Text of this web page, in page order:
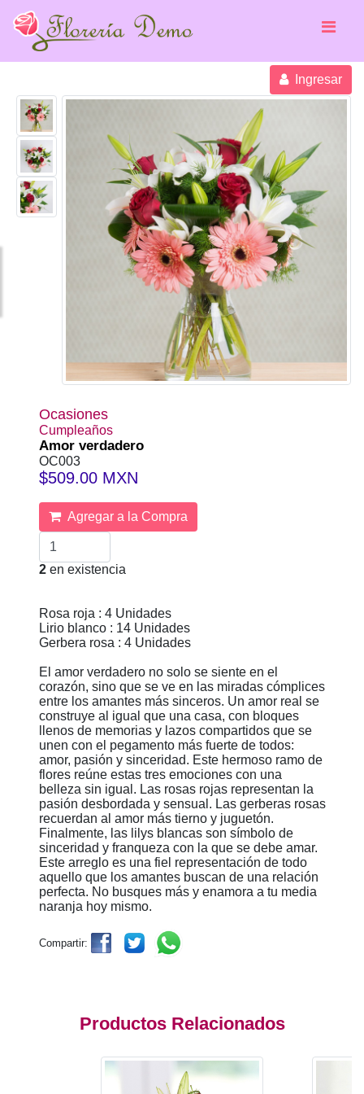
Ingresar
Ocasiones
Cumpleaños
Amor verdadero
OC003
$509.00 MXN
Agregar a la Compra
2en existencia
Rosa roja : 4 Unidades
Lirio blanco : 14 Unidades
Gerbera rosa : 4 Unidades
El amor verdadero no solo se siente en el
corazón, sino que se ve en las miradas cómplices
entre los amantes más sinceros. Un amor real se
construye al igual que una casa, con bloques
llenos de memorias y lazos compartidos que se
unen con el pegamento más fuerte de todos:
amor, pasión y sinceridad. Este hermoso ramo de
flores reúne estas tres emociones con una
belleza sin igual. Las rosas rojas representan la
pasión desbordada y sensual. Las gerberas rosas
recuerdan al amor más tierno y juguetón.
Finalmente, las lilys blancas son símbolo de
sinceridad y franqueza con la que se debe amar.
Este arreglo es una fiel representación de todo
aquello que los amantes buscan de una relación
perfecta. No busques más y enamora a tu media
naranja hoy mismo.
Compartir:
Productos Relacionados